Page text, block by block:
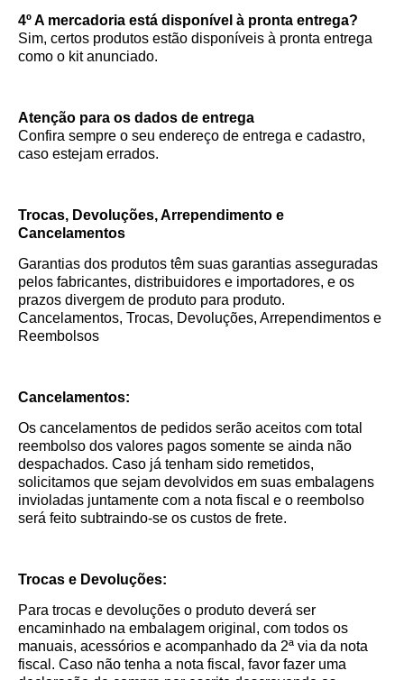
4º A mercadoria está disponível à pronta entrega?
Sim, certos produtos estão disponíveis à pronta entrega
como o kit anunciado.
Atenção para os dados de entrega
Confira sempre o seu endereço de entrega e cadastro,
caso estejam errados.
Trocas, Devoluções, Arrependimento e
Cancelamentos
Garantias dos produtos têm suas garantias asseguradas
pelos fabricantes, distribuidores e importadores, e os
prazos divergem de produto para produto.
Cancelamentos, Trocas, Devoluções, Arrependimentos e
Reembolsos
Cancelamentos:
Os cancelamentos de pedidos serão aceitos com total
reembolso dos valores pagos somente se ainda não
despachados. Caso já tenham sido remetidos,
solicitamos que sejam devolvidos em suas embalagens
invioladas juntamente com a nota fiscal e o reembolso
será feito subtraindo-se os custos de frete.
Trocas e Devoluções:
Para trocas e devoluções o produto deverá ser
encaminhado na embalagem original, com todos os
manuais, acessórios e acompanhado da 2ª via da nota
fiscal. Caso não tenha a nota fiscal, favor fazer uma